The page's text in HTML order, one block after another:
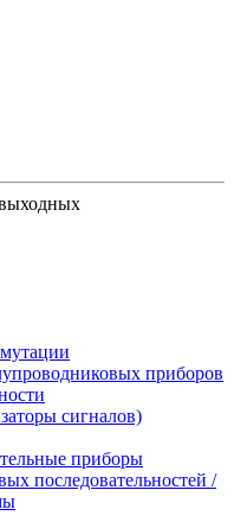
приборов
сигналов)
приборы
последовательностей /